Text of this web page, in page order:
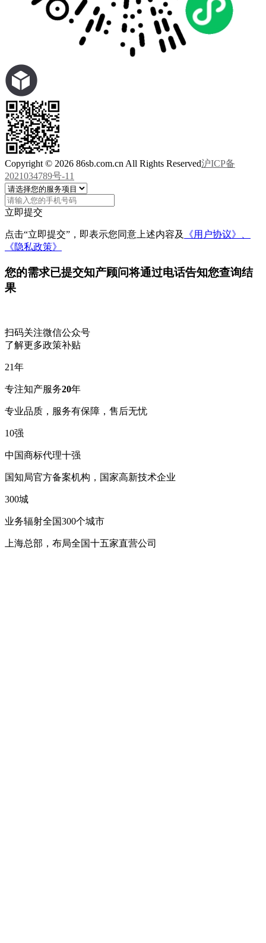
Copyright © 2026 86sb.com.cn All Rights Reserved沪ICP备
2021034789号-11
立即提交
点击“立即提交”，即表示您同意上述内容及
《用户协议》、
《隐私政策》
您的需求已提交知产顾问将通过电话告知您查询结
果
扫码关注微信公众号
了解更多政策补贴
21年
专注知产服务20年
专业品质，服务有保障，售后无忧
10强
中国商标代理十强
国知局官方备案机构，国家高新技术企业
300城
业务辐射全国300个城市
上海总部，布局全国十五家直营公司